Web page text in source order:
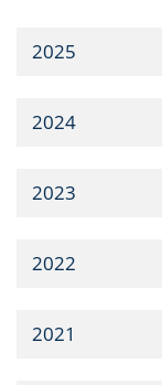
2025
2024
2023
2022
2021